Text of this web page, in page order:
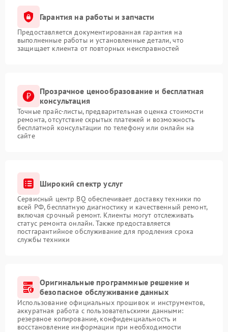
Гарантия на работы и запчасти
Предоставляется документированная гарантия на
выполненные работы и установленные детали, что
защищает клиента от повторных неисправностей
Прозрачное ценообразование и бесплатная
консультация
Точные прайс-листы, предварительная оценка стоимости
ремонта, отсутствие скрытых платежей и возможность
бесплатной консультации по телефону или онлайн на
сайте
Широкий спектр услуг
Сервисный центр BQ обеспечивает доставку техники по
всей РФ, бесплатную диагностику и качественный ремонт,
включая срочный ремонт. Клиенты могут отслеживать
статус ремонта онлайн. Также предоставляется
постгарантийное обслуживание для продления срока
службы техники
Оригинальные программные решение и
безопасное обслуживание данных
Использование официальных прошивок и инструментов,
аккуратная работа с пользовательскими данными:
резервное копирование, конфиденциальность и
восстановление информации при необходимости